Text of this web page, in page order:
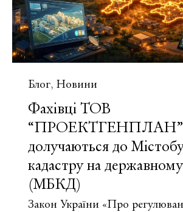
Блог, Новини
Фахівці ТОВ
“ПРОЕКТГЕНПЛАН”
долучаються до
кадастру на державному
(МБКД)
Закон України «Про